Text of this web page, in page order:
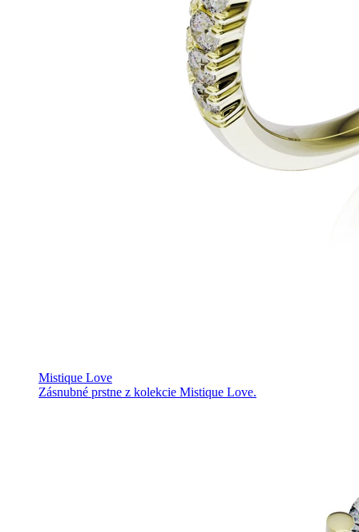
Mistique Love
Zásnubné prstne z kolekcie Mistique Love.